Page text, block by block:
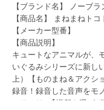
【ブランド名】 ノーブ
【商品名】 まねまねト
【メーカー型番】
【商品説明】
キュートなアニマルが、
いぐるみシリーズに新し
上）【ものまね＆アク
録音！録音した音声をモ
フリフリ♪【場所を選ば